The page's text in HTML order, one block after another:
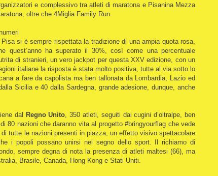
e complessivo tra atleti di maratona e Pisanina Mezza
oltre che 4Miglia Family Run.
numeri
Pisa si è sempre rispettata la tradizione di una ampia quota rosa,
quest’anno ha superato il 30%, così come una percentuale
di stranieri, un vero jackpot per questa XXV edizione, con un
italiane la risposta è stata molto positiva, tutte al via sotto lo
a fare da capolista ma ben tallonata da Lombardia, Lazio ed
Sicilia e 40 dalla Sardegna, grande adesione, dunque, anche
dal Regno Unito , 350 atleti, seguiti dai cugini d’oltralpe, ben
80 nazioni che daranno vita al progetto #bringyourflag che vede
di tutte le nazioni presenti in piazza, un effetto visivo spettacolare
i popoli possano unirsi nel segno dello sport. Il richiamo di
sempre degna di nota la presenza di atleti maltesi (66), ma
Brasile, Canada, Hong Kong e Stati Uniti.